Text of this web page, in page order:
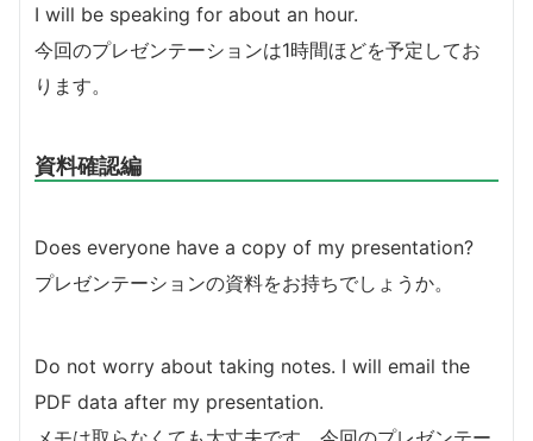
I will be speaking for about an hour.
今回のプレゼンテーションは1時間ほどを予定してお
ります。
資料確認編
Does everyone have a copy of my presentation?
プレゼンテーションの資料をお持ちでしょうか。
Do not worry about taking notes. I will email the
PDF data after my presentation.